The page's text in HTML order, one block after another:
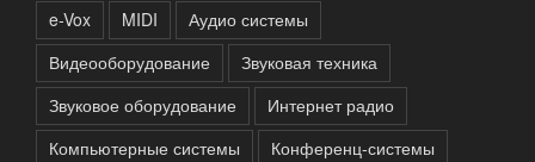
e-Vox MIDI
Аудио системы
Видеооборудование
Звуковая техника
Звуковое оборудование
Интернет радио
Компьютерные системы
Конференц-системы